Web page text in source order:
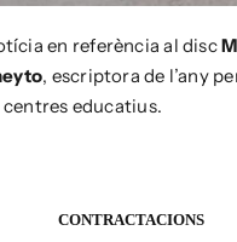
en referència al disc
, escriptora de l’any
educatius.
CONTRACTACIONS